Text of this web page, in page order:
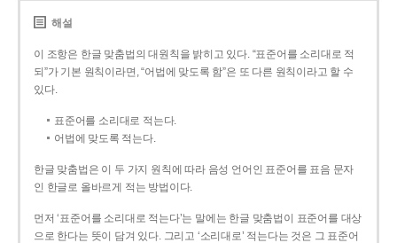
해설
이 조항은 한글 맞춤법의 대원칙을 밝히고 있다. “표준어를 소리대로 적
되”가 기본 원칙이라면, “어법에 맞도록 함”은 또 다른 원칙이라고 할 수
있다.
표준어를 소리대로 적는다.
어법에 맞도록 적는다.
한글 맞춤법은 이 두 가지 원칙에 따라 음성 언어인 표준어를 표음 문자
인 한글로 올바르게 적는 방법이다.
먼저 ‘표준어를 소리대로 적는다’는 말에는 한글 맞춤법이 표준어를 대상
으로 한다는 뜻이 담겨 있다. 그리고 ‘소리대로’ 적는다는 것은 그 표준어